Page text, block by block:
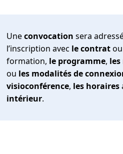
Uneconvocation sera
l’inscription avec le contratou
formation, le programme,
ou les modalités de
visioconférence, les horaires
intérieur.